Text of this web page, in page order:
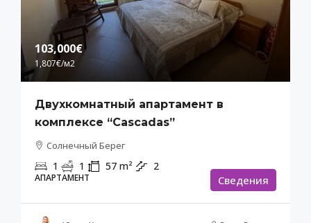
103,000€
1,807€/м2
Двухкомнатный апартамент в
комплексе “Cascadas”
Солнечный Берег
1 1 57 m² 2
АПАРТАМЕНТ Cведения